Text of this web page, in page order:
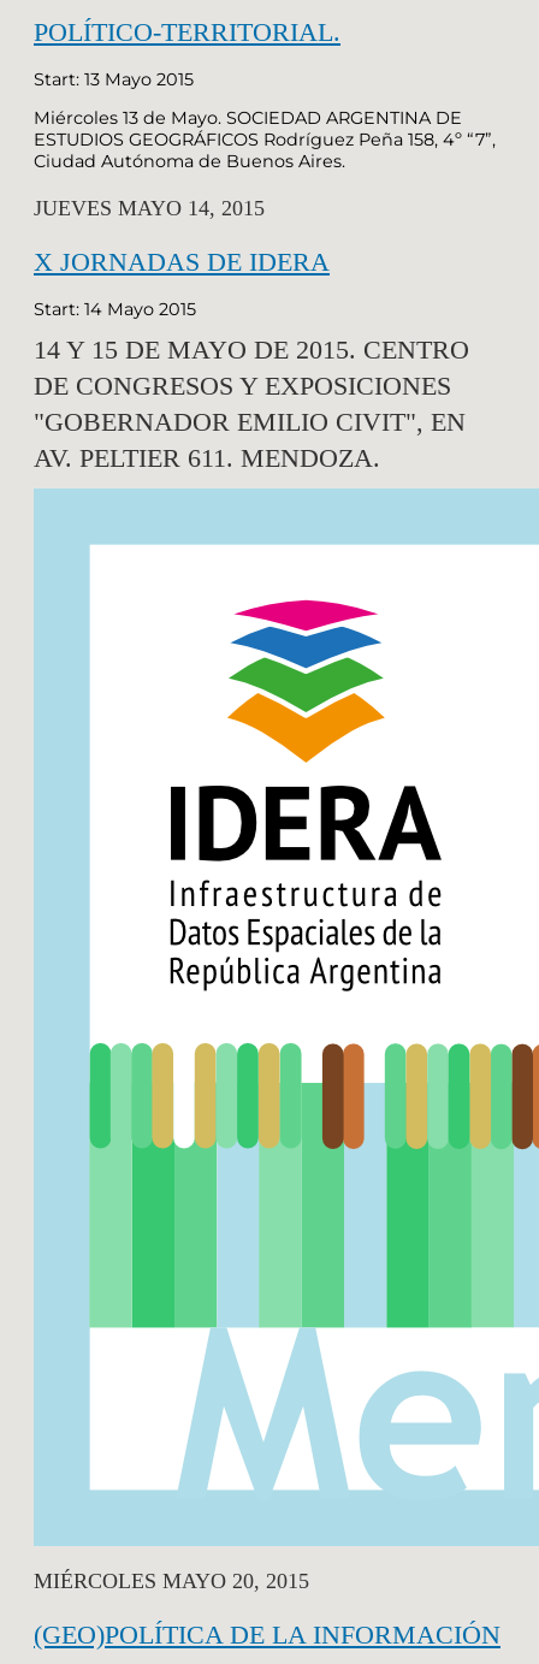
POLÍTICO-TERRITORIAL.
Start: 13 Mayo 2015
Miércoles 13 de Mayo. SOCIEDAD ARGENTINA DE
ESTUDIOS GEOGRÁFICOS Rodríguez Peña 158, 4º “7”,
Ciudad Autónoma de Buenos Aires.
JUEVES MAYO 14, 2015
X JORNADAS DE IDERA
Start: 14 Mayo 2015
14 Y 15 DE MAYO DE 2015. CENTRO
DE CONGRESOS Y EXPOSICIONES
"GOBERNADOR EMILIO CIVIT", EN
AV. PELTIER 611. MENDOZA.
MIÉRCOLES MAYO 20, 2015
(GEO)POLÍTICA DE LA INFORMACIÓN